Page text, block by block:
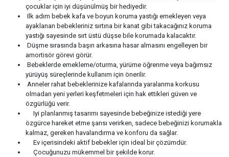
çocuklar için iyi düşünülmüş bir hediyedir.
Ilk adım bebek kafa ve boyun koruma yastığı emekleyen veya
ayaklanan bebekleriniz sırtına bir kanat gibi takacağınız koruma
yastığı sayesinde sırt üstü düşse bile korumada kalacaktır.
Düşme sırasında başın arkasına hasar almasını engelleyen bir
amortisör görevi görür.
Bebeklerde emekleme/oturma, yürüme öğrenme veya bağımsız
yürüyüş süreçlerinde kullanım için önerilir.
Anneler rahat bebeklerinize kafalarında yaralanma korkusu
olmadan yeni yerleri keşfetmeleri için hak ettikleri güven ve
özgürlüğü verir.
Iyi planlanmış tasarımı sayesinde bebeğinize istediği yere
özgürce hareket etme şansı verirken, sadece bebeğinizi korumakla
kalmaz, gereken havalandırma ve konforu da sağlar.
Ev içerisindeki aktif bebekler için ideal bir çözümdür.
Çocuğunuzu mükemmel bir şekilde korur.